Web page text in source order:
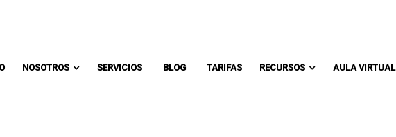
NOSOTROS SERVICIOS BLOG TARIFAS RECURSOS AULA VIRTUAL